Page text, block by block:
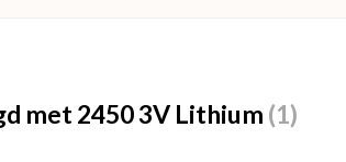
met 2450 3V Lithium (1)